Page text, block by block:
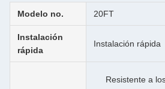
Modelo no. 20FT
Instalación
rápida
Instalación rápida
Resistente a